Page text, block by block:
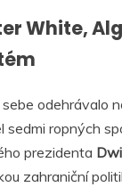
White,
odehrávalo
ropných
prezidenta
zahraniční